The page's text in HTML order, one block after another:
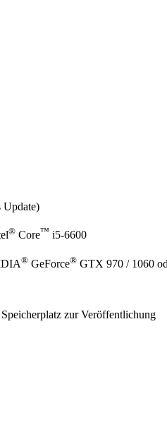
Update)
® Core™ i5-6600
® GeForce® GTX 970 / 1060
zur Veröffentlichung